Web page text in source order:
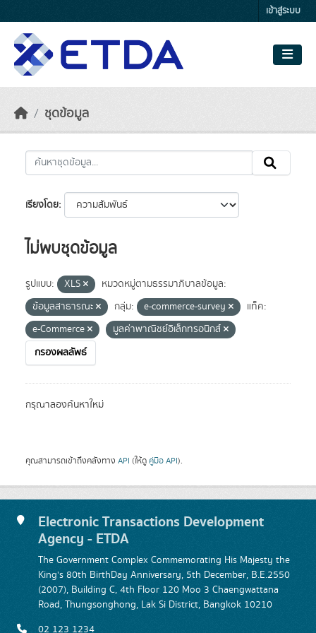
เข้าสู่ระบบ
ชุดข้อมูล
เรียงโดย
ไม่พบชุดข้อมูล
รูปแบบ: XLS
หมวดหมู่ตามธรรมาภิบาลข้อมูล:
ข้อมูลสาธารณะ
กลุ่ม: e-commerce-survey
แท็ค:
e-Commerce
มูลค่าพาณิชย์อิเล็กทรอนิกส์
กรองผลลัพธ์
กรุณาลองค้นหาใหม่
คุณสามารถเข้าถึงคลังทาง API (ให้ดู คู่มือ API).
Electronic Transactions Development
Agency - ETDA
The Government Complex Commemorating His Majesty the
King's 80th BirthDay Anniversary, 5th December, B.E.2550
(2007), Building C, 4th Floor 120 Moo 3 Chaengwattana
Road, Thungsonghong, Lak Si District, Bangkok 10210
02 123 1234